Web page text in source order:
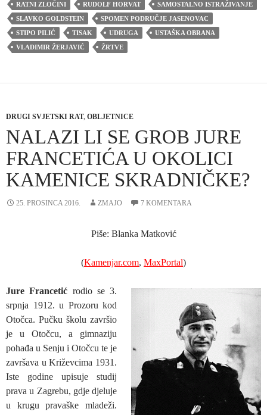
RATNI ZLOČINI
RUDOLF HORVAT
SAMOSTALNO ISTRAŽIVANJE
SLAVKO GOLDSTEIN
SPOMEN PODRUČJE JASENOVAC
STIPO PILIĆ
TISAK UDRUGA
USTAŠKA OBRANA
VLADIMIR ŽERJAVIĆ
ŽRTVE
DRUGI SVJETSKI RAT, OBLJETNICE
NALAZI LI SE GROB JURE
FRANCETIĆA U OKOLICI
KAMENICE SKRADNIČKE?
25. PROSINCA 2016. ZMAJO 7 KOMENTARA
Piše: Blanka Matković
(Kamenjar.com, MaxPortal)
Jure Francetić rodio se 3.
srpnja 1912. u Prozoru kod
Otočca. Pučku školu završio
je u Otočcu, a gimnaziju
pohađa u Senju i Otočcu te je
završava u Križevcima 1931.
Iste godine upisuje studij
prava u Zagrebu, gdje djeluje
u krugu pravaške mladeži.